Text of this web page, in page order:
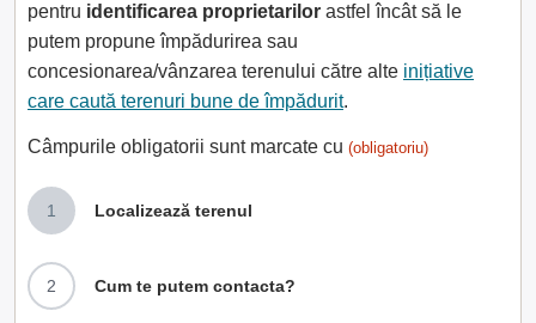
pentru identificarea proprietarilor astfel încât să le
putem propune împădurirea sau
concesionarea/vânzarea terenului către alte inițiative
care caută terenuri bune de împădurit.
Câmpurile obligatorii sunt marcate cu (obligatoriu)
1 Localizează terenul
2 Cum te putem contacta?